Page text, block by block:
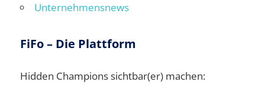
Unternehmensnews
FiFo – Die Plattform
Hidden Champions sichtbar(er) machen: